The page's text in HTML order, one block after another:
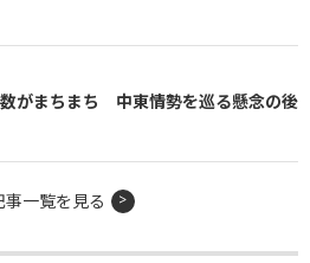
数がまちまち 中東情勢を巡る懸念の後
事一覧を見る